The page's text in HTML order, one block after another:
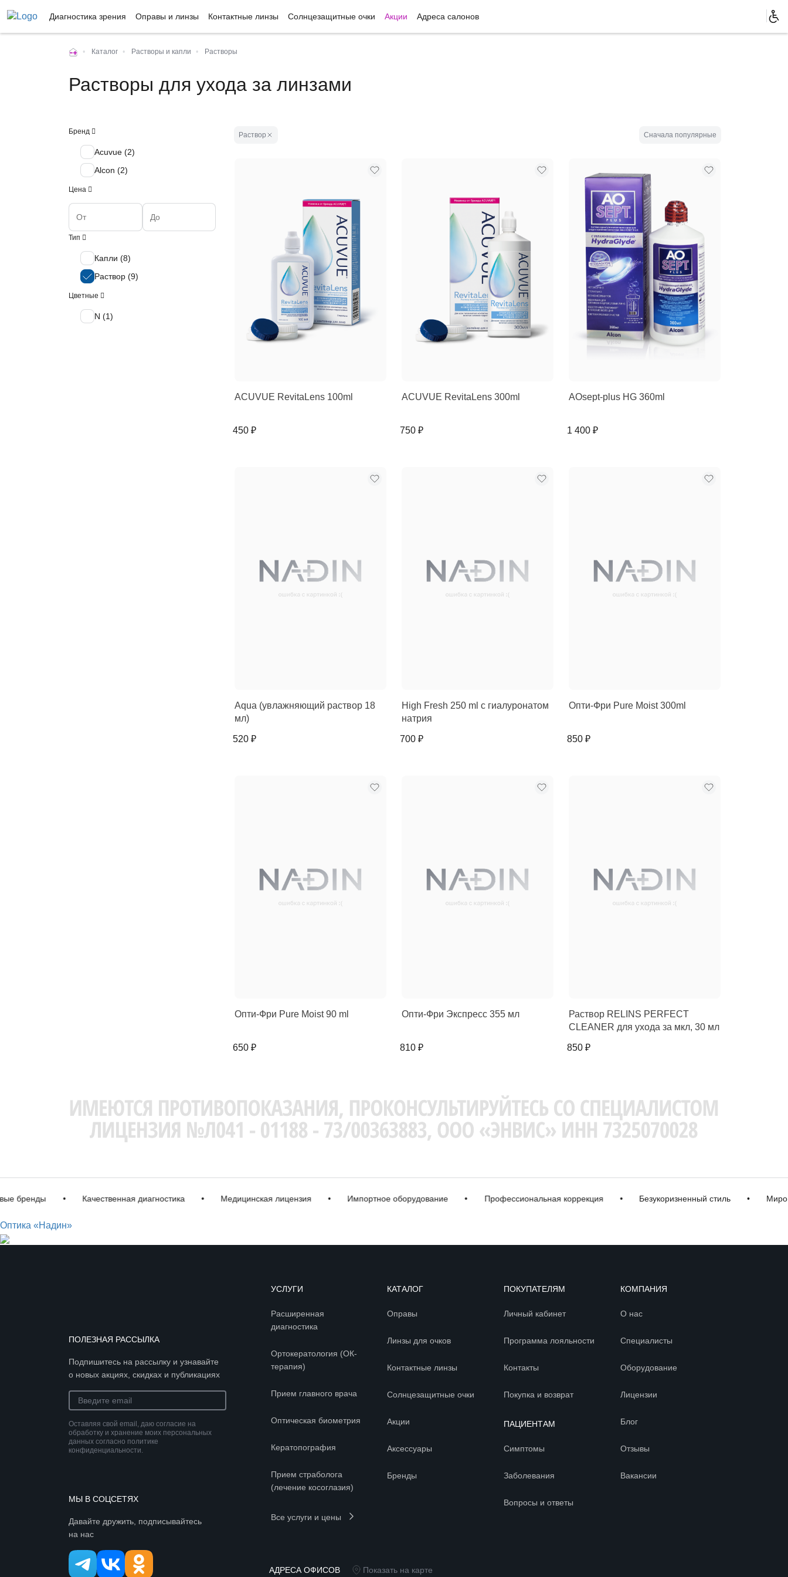
Диагностика зрения Оправы и линзы Контактные линзы Солнцезащитные очки Акции Адреса салонов
• Каталог • Растворы и капли • Растворы
Растворы для ухода за линзами
Бренд
Acuvue (2)
Alcon (2)
Цена
Тип
Капли (8)
Раствор (9)
Цветные
N (1)
Раствор Сначала популярные
ACUVUE RevitaLens 100ml
450 ₽
ACUVUE RevitaLens 300ml
750 ₽
AOsept-plus HG 360ml
1 400 ₽
Aqua (увлажняющий раствор 18
мл)
520 ₽
High Fresh 250 ml с гиалуронатом
натрия
700 ₽
Опти-Фри Pure Moist 300ml
850 ₽
Опти-Фри Pure Moist 90 ml
650 ₽
Опти-Фри Экспресс 355 мл
810 ₽
Раствор RELINS PERFECT
CLEANER для ухода за мкл, 30 мл
850 ₽
• Качественная диагностика • Медицинская лицензия • Импортное оборудование • Профессиональная коррекция • Безукоризненный стиль • Мировые
Оптика «Надин»
ПОЛЕЗНАЯ РАССЫЛКА
Подпишитесь на рассылку и узнавайте
о новых акциях, скидках и публикациях
Оставляя свой email, даю согласие на
обработку и хранение моих персональных
данных согласно политике
конфиденциальности.
МЫ В СОЦСЕТЯХ
Давайте дружить, подписывайтесь
на нас
УСЛУГИ
Расширенная
диагностика
Ортокератология (ОК-
терапия)
Прием главного врача
Оптическая биометрия
Кератопография
Прием страболога
(лечение косоглазия)
Все услуги и цены
КАТАЛОГ
Оправы
Линзы для очков
Контактные линзы
Солнцезащитные очки
Акции
Аксессуары
Бренды
ПОКУПАТЕЛЯМ
Личный кабинет
Программа лояльности
Контакты
Покупка и возврат
ПАЦИЕНТАМ
Симптомы
Заболевания
Вопросы и ответы
КОМПАНИЯ
О нас
Специалисты
Оборудование
Лицензии
Блог
Отзывы
Вакансии
АДРЕСА ОФИСОВ Показать на карте